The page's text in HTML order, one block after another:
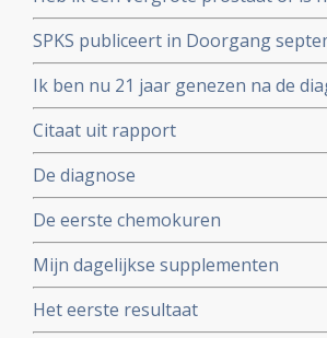
SPKS publiceert in Doorgang
overlever.
Ik ben nu 21 jaar genezen na de
2017 ook opa. Liza is moeder
Citaat uit rapport
De diagnose
De eerste chemokuren
Mijn dagelijkse supplementen
Het eerste resultaat